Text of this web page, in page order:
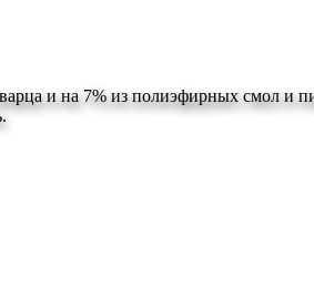
и на 7% из полиэфирных смол и